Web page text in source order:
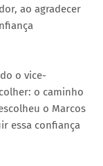
ao agradecer
o vice-
o caminho
o Marcos
essa confiança